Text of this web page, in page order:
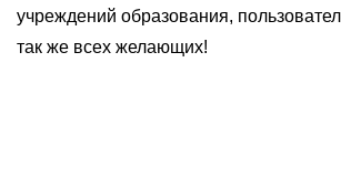
учреждений образования,
так же всех желающих!